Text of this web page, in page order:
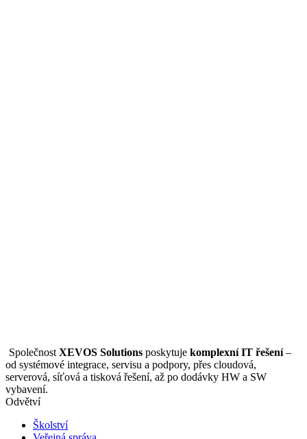
Společnost XEVOS Solutions poskytuje komplexní IT řešení–
od systémové integrace, servisu a podpory, přes cloudová,
serverová, síťová a tisková řešení, až po dodávky HW a SW
vybavení.
Odvětví
Školství